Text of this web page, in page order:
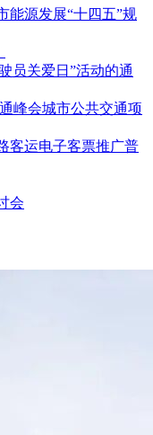
册测绘师执业资格;
作(包含规划测量、人
同时包括规划测
容，否则不予认可。
作要求的，还须提供
派项目负责人具有中
1月1日起至投标截止
能源发展“十四五”规
员关爱日”活动的通
峰会城市公共交通项
客运电子客票推广普
会